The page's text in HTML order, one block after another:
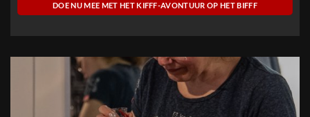
DOE NU MEE MET HET KIFFF-AVONTUUR OP HET BIFFF